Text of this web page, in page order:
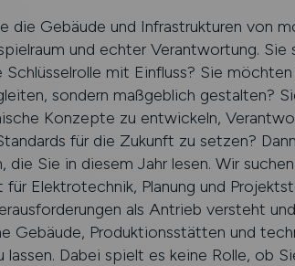
die Gebäude und Infrastrukturen von
und echter Verantwortung.
Schlüsselrolle mit Einfluss? Sie
sondern maßgeblich gestalten?
Konzepte zu entwickeln,
für die Zukunft zu setzen?
die Sie in diesem Jahr lesen. Wir
für Elektrotechnik, Planung und
als Antrieb versteht
Gebäude, Produktionsstätten und
lassen. Dabei spielt es keine Rolle, ob